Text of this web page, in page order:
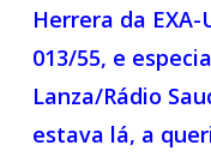
Herrera da
013/55, e
Lanza/Rádio
estava lá, a